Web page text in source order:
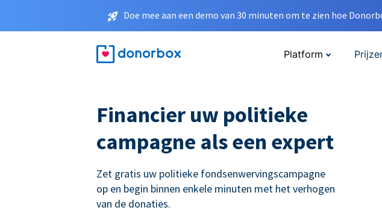
Doe mee aan een demo van 30 minuten om te zien hoe
Platform
Financier uw politieke
campagne als een expert
Zet gratis uw politieke fondsenwervingscampagne
op en begin binnen enkele minuten met het verhogen
van de donaties.